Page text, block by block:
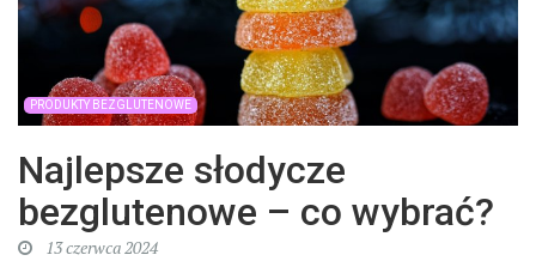
PRODUKTY BEZGLUTENOWE
Najlepsze słodycze
bezglutenowe – co wybrać?
13 czerwca 2024